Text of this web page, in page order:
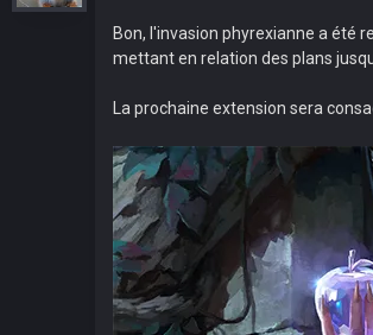
Bon, l'invasion phyrexianne a été
mettant en relation des plans
La prochaine extension sera